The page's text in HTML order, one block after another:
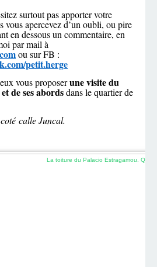
surtout pas apporter votre
vous apercevez d’un oubli, ou pire
en dessous un commentaire, en
par mail à
ou sur FB :
petit.herge
vous proposerune visite du
de ses abordsdans le quartier de
calle Juncal.